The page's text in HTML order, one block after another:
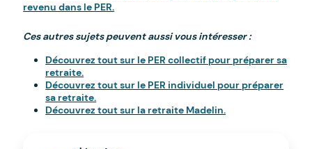
revenu dans le PER.
Ces autres sujets peuvent aussi vous intéresser :
Découvrez tout sur le PER collectif pour préparer sa
retraite.
Découvrez tout sur le PER individuel pour préparer
sa retraite.
Découvrez tout sur la retraite Madelin.